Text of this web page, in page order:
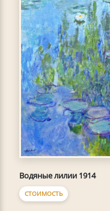
Водяные лилии 1914
СТОИМОСТЬ